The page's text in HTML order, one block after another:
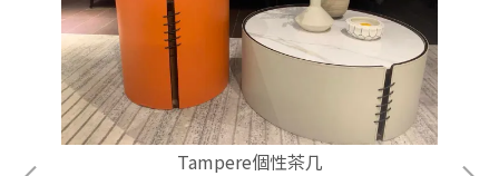
Tampere個性茶几